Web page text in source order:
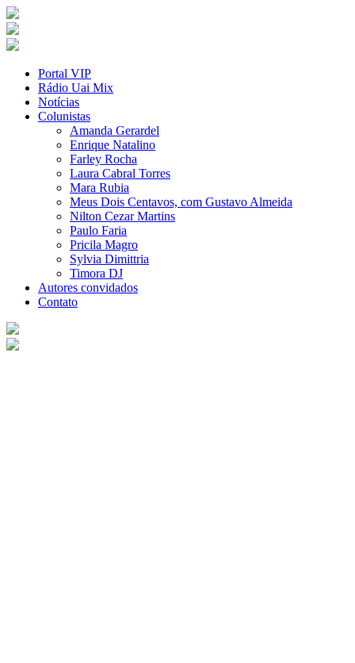
Portal VIP
Rádio Uai Mix
Notícias
Colunistas
Amanda Gerardel
Enrique Natalino
Farley Rocha
Laura Cabral Torres
Mara Rubia
Meus Dois Centavos, com Gustavo Almeida
Nilton Cezar Martins
Paulo Faria
Pricila Magro
Sylvia Dimittria
Timora DJ
Autores convidados
Contato